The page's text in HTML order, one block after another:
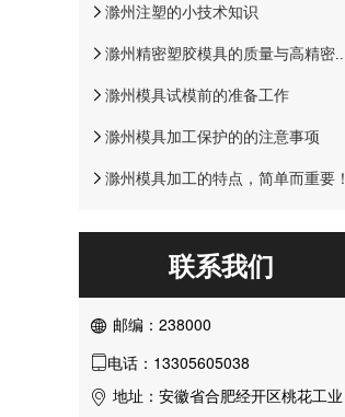
滁州注塑的小技术知识
滁州模具试模前的准备工作
滁州模具加工保护的的注意事项
滁州模具加工的特点，简单而重要！
联系我们
 邮编：238000
电话：13305605038
 地址：安徽省合肥经开区桃花工业